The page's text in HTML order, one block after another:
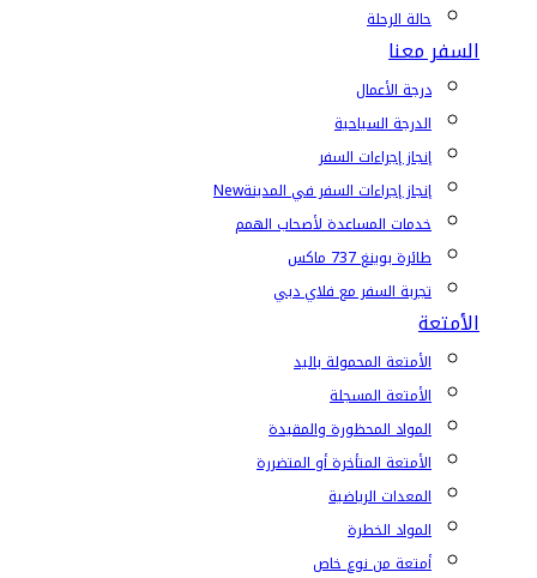
حالة الرحلة
السفر معنا
درجة الأعمال
الدرجة السياحية
إنجاز إجراءات السفر
إنجاز إجراءات السفر في المدينةNew
خدمات المساعدة لأصحاب الهمم
طائرة بوينغ 737 ماكس
تجربة السفر مع فلاي دبي
الأمتعة
الأمتعة المحمولة باليد
الأمتعة المسجلة
المواد المحظورة والمقيدة
الأمتعة المتأخرة أو المتضررة
المعدات الرياضية
المواد الخطرة
أمتعة من نوع خاص